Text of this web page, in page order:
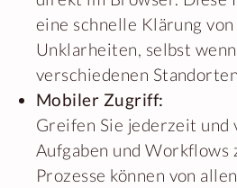
eine schnelle Klärung von
Unklarheiten, selbst
verschiedenen
Mobiler Zugriff:
Greifen Sie jederzeit und
Aufgaben und Workflows
Prozesse können von